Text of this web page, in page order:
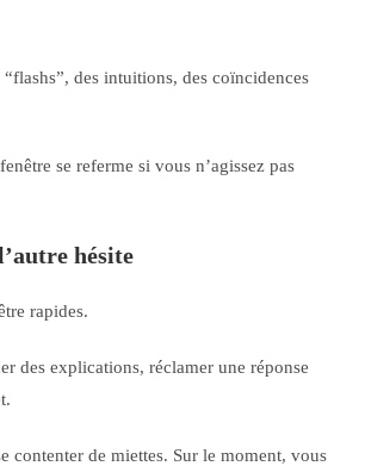
des intuitions, des coïncidences
se referme si vous n’agissez pas
hésite
rapides.
des explications, réclamer une réponse
contenter de miettes. Sur le moment, vous